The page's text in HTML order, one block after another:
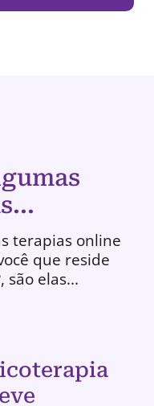
terapias online
que reside
são elas...